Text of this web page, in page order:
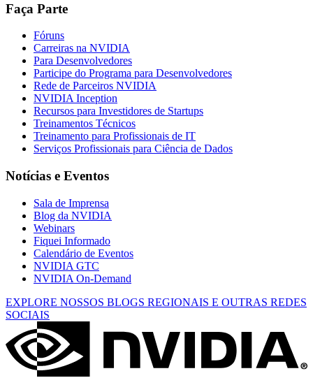
Faça Parte
Fóruns
Carreiras na NVIDIA
Para Desenvolvedores
Participe do Programa para Desenvolvedores
Rede de Parceiros NVIDIA
NVIDIA Inception
Recursos para Investidores de Startups
Treinamentos Técnicos
Treinamento para Profissionais de IT
Serviços Profissionais para Ciência de Dados
Notícias e Eventos
Sala de Imprensa
Blog da NVIDIA
Webinars
Fiquei Informado
Calendário de Eventos
NVIDIA GTC
NVIDIA On-Demand
EXPLORE NOSSOS BLOGS REGIONAIS E OUTRAS REDES
SOCIAIS